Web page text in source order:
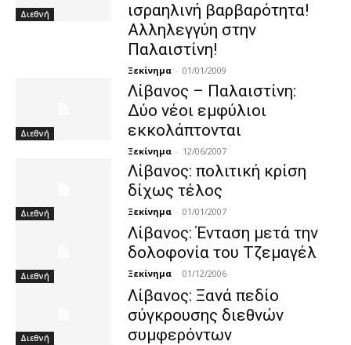
Διεθνή
ισραηλινή βαρβαρότητα!
Αλληλεγγύη στην
Παλαιστίνη!
Ξεκίνημα - 01/01/2009
Διεθνή
Λίβανος – Παλαιστίνη:
Δύο νέοι εμφύλιοι
εκκολάπτονται
Ξεκίνημα - 12/06/2007
Διεθνή
Λίβανος: πολιτική κρίση
δίχως τέλος
Ξεκίνημα - 01/01/2007
Διεθνή
Λίβανος: Ένταση μετά την
δολοφονία του Τζεμαγέλ
Ξεκίνημα - 01/12/2006
Διεθνή
Λίβανος: Ξανά πεδίο
σύγκρουσης διεθνών
συμφερόντων